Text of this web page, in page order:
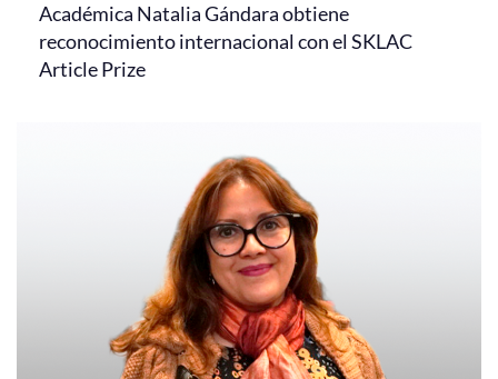
Académica Natalia Gándara obtiene
reconocimiento internacional con el SKLAC
Article Prize